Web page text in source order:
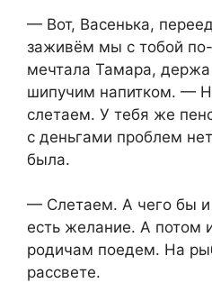
— Вот, Васенька,
заживём мы с тобой
мечтала Тамара,
шипучим напитком. —
слетаем. У тебя же
с деньгами проблем
была.
— Слетаем. А чего бы и
есть желание. А потом
родичам поедем. На
рассвете.